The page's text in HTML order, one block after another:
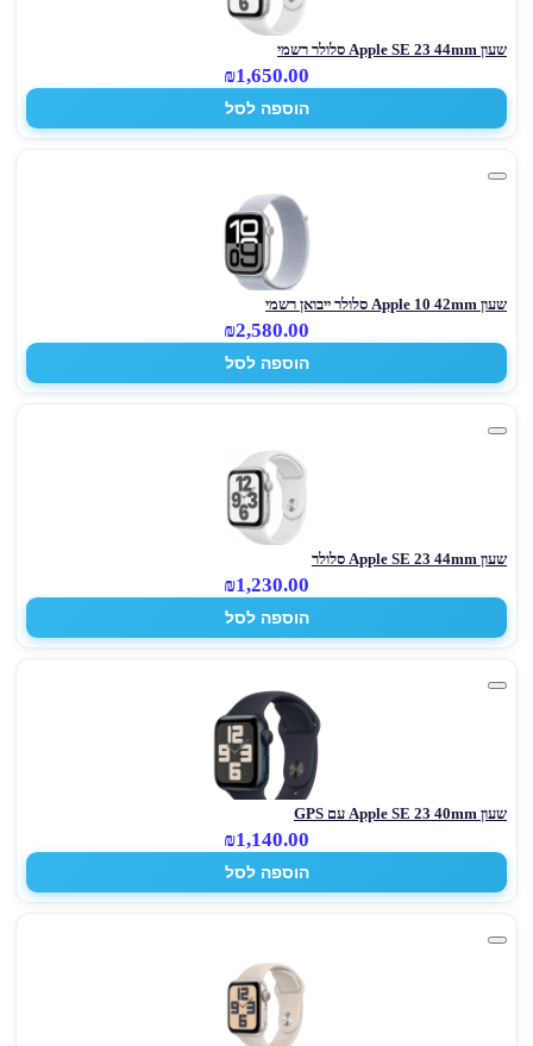
שעון Apple SE 23 44mm סלולר רשמי
₪1,650.00
הוספה לסל
שעון Apple 10 42mm סלולר ייבואן רשמי
₪2,580.00
הוספה לסל
שעון Apple SE 23 44mm סלולר
₪1,230.00
הוספה לסל
שעון Apple SE 23 40mm עם GPS
₪1,140.00
הוספה לסל